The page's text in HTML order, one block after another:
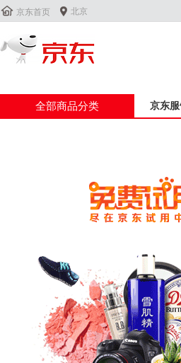
 京东首页  北京
全部商品分类 京东